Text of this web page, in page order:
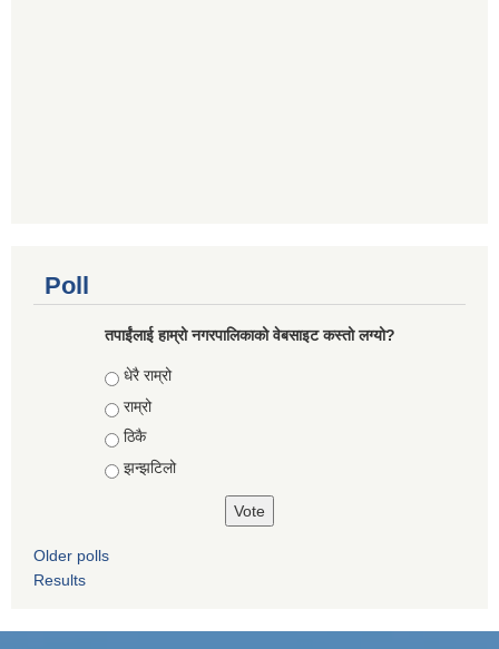
Poll
तपाईंलाई हाम्रो नगरपालिकाको वेबसाइट कस्तो लग्यो?
Choices
धेरै राम्रो
राम्रो
ठिकै
झन्झटिलो
Older polls
Results